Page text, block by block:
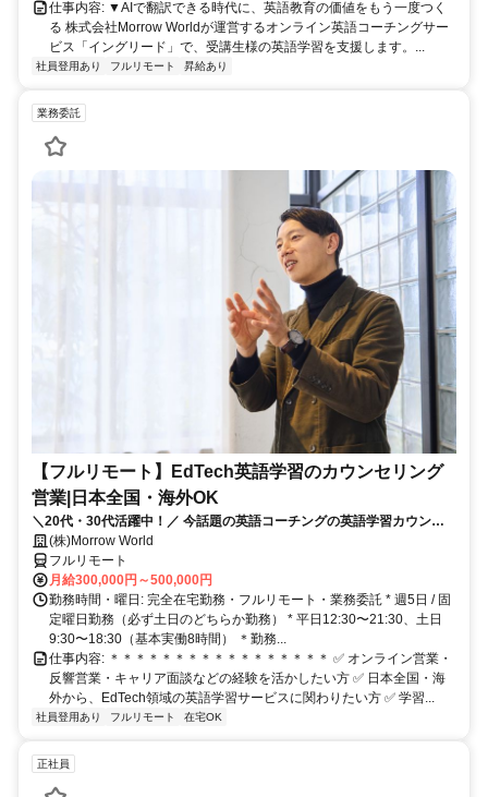
仕事内容: ▼AIで翻訳できる時代に、英語教育の価値をもう一度つく
る 株式会社Morrow Worldが運営するオンライン英語コーチングサー
ビス「イングリード」で、受講生様の英語学習を支援します。...
社員登用あり フルリモート 昇給あり
業務委託
【フルリモート】EdTech英語学習のカウンセリング
営業|日本全国・海外OK
＼20代・30代活躍中！／ 今話題の英語コーチングの英語学習カウンセ
ラー✨ 全国・海外どこからでも応募・勤務可能◎
(株)Morrow World
フルリモート
月給300,000円～500,000円
勤務時間・曜日: 完全在宅勤務・フルリモート・業務委託 * 週5日 / 固
定曜日勤務（必ず土日のどちらか勤務） * 平日12:30〜21:30、土日
9:30〜18:30（基本実働8時間） ＊勤務...
仕事内容: ＊＊＊＊＊＊＊＊＊＊＊＊＊＊＊＊＊ ✅ オンライン営業・
反響営業・キャリア面談などの経験を活かしたい方 ✅ 日本全国・海
外から、EdTech領域の英語学習サービスに関わりたい方 ✅ 学習...
社員登用あり フルリモート 在宅OK
正社員